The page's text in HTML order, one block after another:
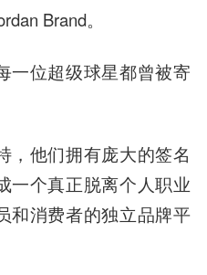
Brand。
一位超级球星都曾被寄
，他们拥有庞大的签名
一个真正脱离个人职业
和消费者的独立品牌平